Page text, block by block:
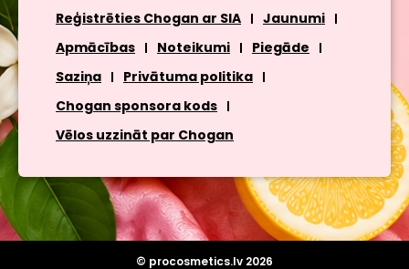
Reģistrēties Chogan ar SIA
Jaunumi
Apmācības
Noteikumi
Piegāde
Saziņa
Privātuma politika
Chogan sponsora kods
Vēlos uzzināt par Chogan
© procosmetics.lv 2026